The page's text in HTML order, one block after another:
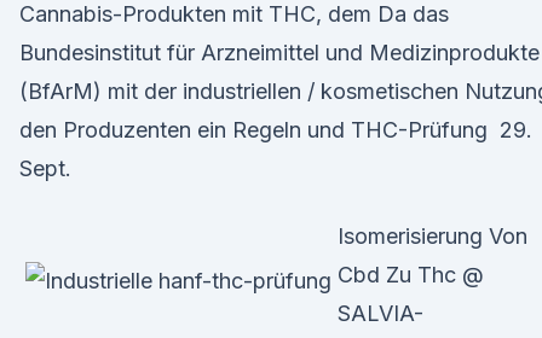
Cannabis-Produkten mit THC, dem Da das
Bundesinstitut für Arzneimittel und Medizinprodukte
(BfArM) mit der industriellen / kosmetischen
den Produzenten ein Regeln und THC-Prüfung 29.
Sept.
Isomerisierung Von
Cbd Zu Thc @
SALVIA-